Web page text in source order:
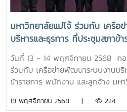
พัฒนาและถ่ายทอดเทคโนโลยีการส
กรุงเทพมหานครขอขอบคุณข่าวและ
ถ่ายทอดเทคโนโลยีการสหกรณ์#ภาร
มหาวิทยาลัยแม่โจ้ ร่วมกับ เครือ
บริหารและธุรการ ที่ประชุมสภาข้
ลูกจ้าง มหาวิทยาลัยแห่งประเทศ
วิชาการเครือข่ายพัฒนาระบบงา
13 หัวข้อ "Transforming Work
Towards an Intelligent
ด้วย AI: ขับเคลื่อนสู่อนาคตอัจฉริยะ
วันที่ 13 - 14 พฤศจิกายน 2568 กอ
ร่วมกับ เครือข่ายพัฒนาระบบงานบริ
ข้าราชการ พนักงาน และลูกจ้าง มห
บริหารและธุรการ ครั้งที่ 13 หัวข้อ
19 พฤศจิกายน 2568 | 224